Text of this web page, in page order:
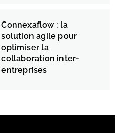
Connexaflow : la
solution agile pour
optimiser la
collaboration inter-
entreprises